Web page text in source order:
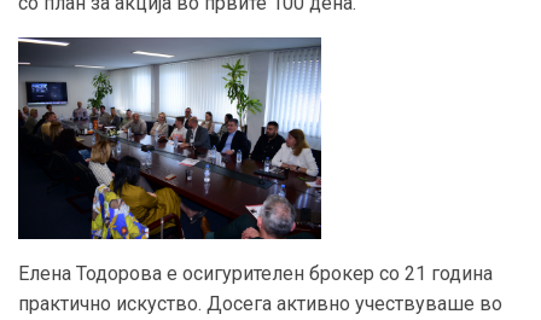
Елена Тодорова е осигурителен брокер со 21 година
практично искуство. Досега активно учествуваше во